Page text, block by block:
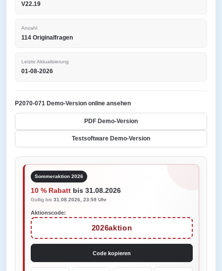
V22.19
Anzahl
114 Originalfragen
Letzte Aktualisierung
01-08-2026
P2070-071 Demo-Version online ansehen
PDF Demo-Version
Testsoftware Demo-Version
Sommeraktion 2026
10 % Rabatt bis 31.08.2026
Gültig bis 31.08.2026, 23:59 Uhr
Aktionscode:
2026aktion
Code kopieren